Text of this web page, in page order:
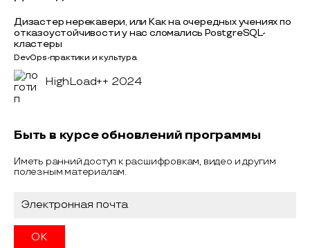
Дизастер нерекавери, или Как на очередных учениях по
отказоустойчивости у нас сломались PostgreSQL-
кластеры
DevOps-практики и культура
HighLoad++ 2024
Быть в курсе обновлений программы
Иметь ранний доступ к расшифровкам, видео и другим
полезным материалам.